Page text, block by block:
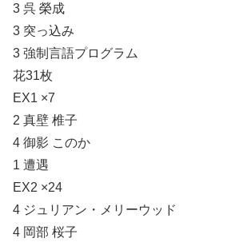
3 呉 榮成
3 突っ込み
3 強制言語プログラム
花31枚
EX1 ×7
2 真壁 椎子
4 御影 このか
1 遭遇
EX2 ×24
4 ジュリアン・メリーウッド
4 岡部 桜子